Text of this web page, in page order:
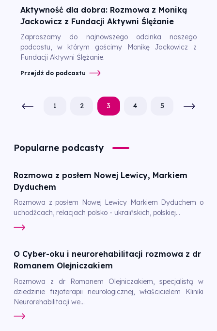
Aktywność dla dobra: Rozmowa z Moniką
Jackowicz z Fundacji Aktywni Ślężanie
Zapraszamy do najnowszego odcinka naszego
podcastu, w którym gościmy Monikę Jackowicz z
Fundacji Aktywni Ślężanie.
Przejdź do podcastu
1 2 3 4 5
Popularne podcasty
Rozmowa z posłem Nowej Lewicy, Markiem
Dyduchem
Rozmowa z posłem Nowej Lewicy Markiem Dyduchem o
uchodźcach, relacjach polsko - ukraińskich, polskiej...
O Cyber-oku i neurorehabilitacji rozmowa z dr
Romanem Olejniczakiem
Rozmowa z dr Romanem Olejniczakiem, specjalistą w
dziedzinie fizjoterapii neurologicznej, właścicielem Kliniki
Neurorehabilitacji we...